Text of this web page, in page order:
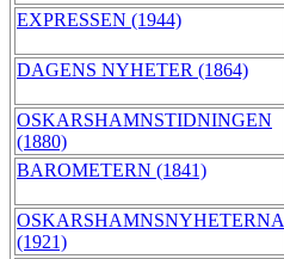
EXPRESSEN (1944)
DAGENS NYHETER (1864)
OSKARSHAMNSTIDNINGEN
(1880)
BAROMETERN (1841)
OSKARSHAMNSNYHETERNA
(1921)